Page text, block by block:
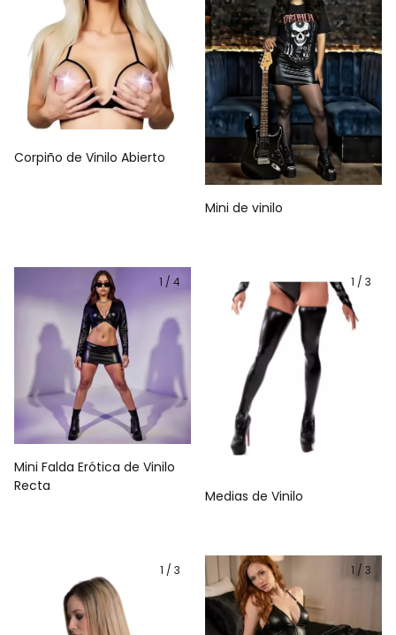
Corpiño de Vinilo Abierto
Mini de vinilo
1 / 4
Mini Falda Erótica de Vinilo
Recta
1 / 3
Medias de Vinilo
1 / 3 1 / 3